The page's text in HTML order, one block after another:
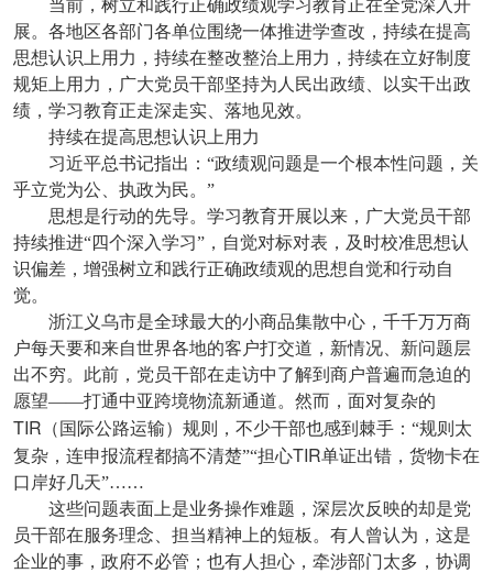
当前，树立和践行正确政绩观学习教育正在全党深入开
展。各地区各部门各单位围绕一体推进学查改，持续在提高
思想认识上用力，持续在整改整治上用力，持续在立好制度
规矩上用力，广大党员干部坚持为人民出政绩、以实干出政
绩，学习教育正走深走实、落地见效。
持续在提高思想认识上用力
习近平总书记指出：“政绩观问题是一个根本性问题，关
乎立党为公、执政为民。”
思想是行动的先导。学习教育开展以来，广大党员干部
持续推进“四个深入学习”，自觉对标对表，及时校准思想认
识偏差，增强树立和践行正确政绩观的思想自觉和行动自
觉。
浙江义乌市是全球最大的小商品集散中心，千千万万商
户每天要和来自世界各地的客户打交道，新情况、新问题层
出不穷。此前，党员干部在走访中了解到商户普遍而急迫的
愿望——打通中亚跨境物流新通道。然而，面对复杂的
TIR （国际公路运输）规则，不少干部也感到棘手：“规则太
复杂，连申报流程都搞不清楚”“担心TIR单证出错，货物卡在
口岸好几天”……
这些问题表面上是业务操作难题，深层次反映的却是党
员干部在服务理念、担当精神上的短板。有人曾认为，这是
企业的事，政府不必管；也有人担心，牵涉部门太多，协调